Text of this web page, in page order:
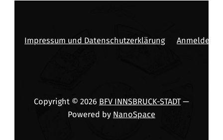
Impressum und Datenschutzerklärung Anmelden
Copyright © 2026 BFV INNSBRUCK-STADT—
Powered by NanoSpace